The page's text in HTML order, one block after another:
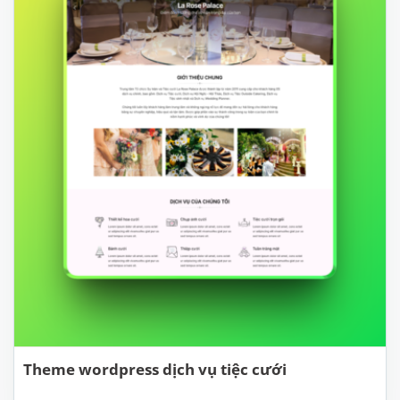
Theme wordpress dịch vụ tiệc cưới